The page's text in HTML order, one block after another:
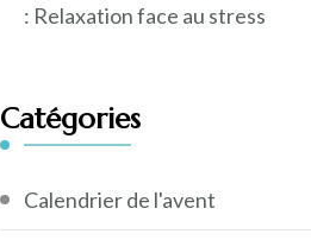
: Relaxation face au stress
Catégories
Calendrier de l'avent